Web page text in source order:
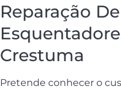
Reparação
Crestuma
Pretende conhecer o